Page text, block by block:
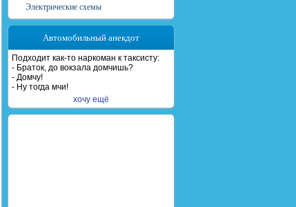
Электрические схемы
Автомобильный анекдот
Подходит как-то наркоман к таксисту:
- Браток, до вокзала домчишь?
- Домчу!
- Ну тогда мчи!
хочу ещё